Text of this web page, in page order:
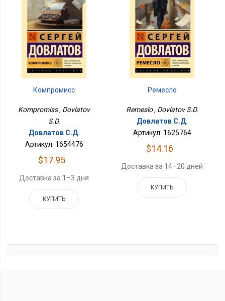
Компромисс
Kompromiss , Dovlatov
S.D.
Довлатов С.Д.
Артикул: 1654476
$17.95
Доставка за 1–3 дня
КУПИТЬ
Ремесло
Remeslo , Dovlatov S.D.
Довлатов С.Д.
Артикул: 1625764
$14.16
Доставка за 14–20 дней
КУПИТЬ